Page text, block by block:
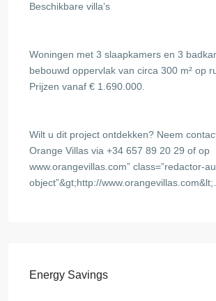
Beschikbare villa’s
Woningen met 3 slaapkamers en 3
bebouwd oppervlak van circa 300 m² op
Prijzen vanaf € 1.690.000.
Wilt u dit project ontdekken? Neem
Orange Villas via +34 657 89 20 29 of op
www.orangevillas.com” class=”redactor-
object”&gt;http://
Energy Savings